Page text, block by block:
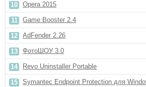
Opera 2015
Game Booster 2.4
AdFender 2.26
ФотоШОУ 3.0
Revo Uninstaller Portable
Symantec Endpoint Protection для